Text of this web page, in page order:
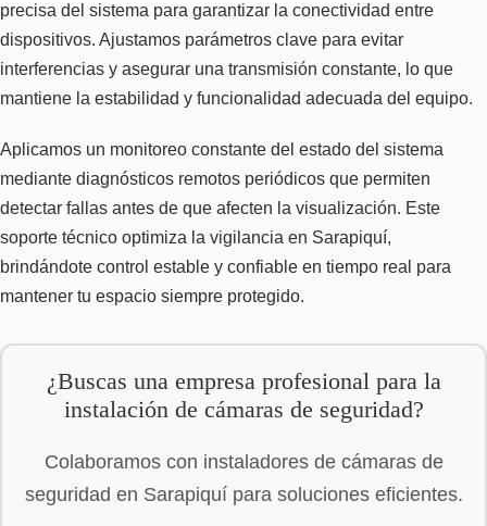
precisa del sistema para garantizar la conectividad entre
dispositivos. Ajustamos parámetros clave para evitar
interferencias y asegurar una transmisión constante, lo que
mantiene la estabilidad y funcionalidad adecuada del equipo.
Aplicamos un monitoreo constante del estado del sistema
mediante diagnósticos remotos periódicos que permiten
detectar fallas antes de que afecten la visualización. Este
soporte técnico optimiza la vigilancia en Sarapiquí,
brindándote control estable y confiable en tiempo real para
mantener tu espacio siempre protegido.
¿Buscas una empresa profesional para la
instalación de cámaras de seguridad?
Colaboramos con instaladores de cámaras de
seguridad en Sarapiquí para soluciones eficientes.